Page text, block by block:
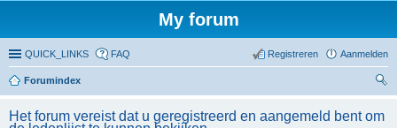
My forum
QUICK_LINKS FAQ Aanmelden
Registreren
Forumindex
ke
Het forum vereist dat u geregistreerd en aangemeld bent om